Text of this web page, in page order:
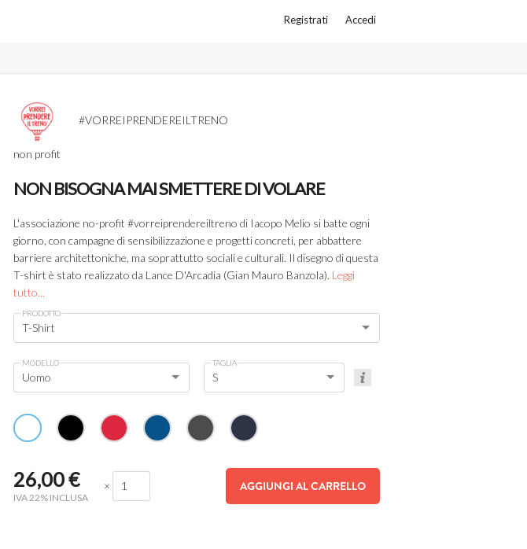
Registrati Accedi
#VORREIPRENDEREILTRENO
non profit
NON BISOGNA MAI SMETTERE DI VOLARE
L'associazione no-profit #vorreiprendereiltreno di Iacopo Melio si batte ogni
giorno, con campagne di sensibilizzazione e progetti concreti, per abbattere
barriere architettoniche, ma soprattutto sociali e culturali. Il disegno di questa
T-shirt è stato realizzato da Lance D'Arcadia (Gian Mauro Banzola). Leggi
tutto...
PRODOTTO
T-Shirt
MODELLO
Uomo
TAGLIA
S
26,00€
IVA 22% INCLUSA
× AGGIUNGI AL CARRELLO